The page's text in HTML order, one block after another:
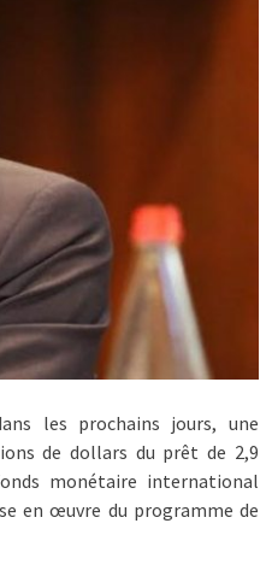
les prochains jours, une
de dollars du prêt de 2,9
monétaire international
en œuvre du programme de